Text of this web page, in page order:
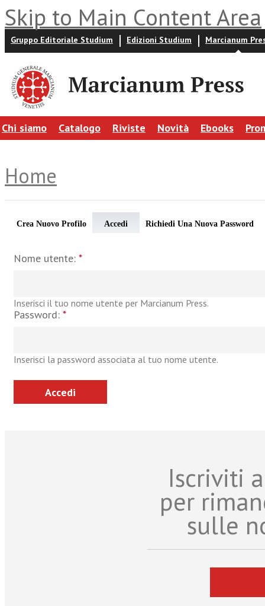
Skip to Main Content Area
Gruppo Editoriale Studium Edizioni Studium Marcianum
Chi siamo Catalogo Riviste Novità Ebooks
Home
Crea Nuovo Profilo Accedi Richiedi Una Nuova Password
Nome utente: *
Inserisci il tuo nome utente per Marcianum Press.
Password: *
Inserisci la password associata al tuo nome utente.
Iscriviti
per
sulle